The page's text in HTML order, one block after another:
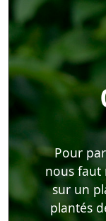
Pour
nous faut
sur un
plantés